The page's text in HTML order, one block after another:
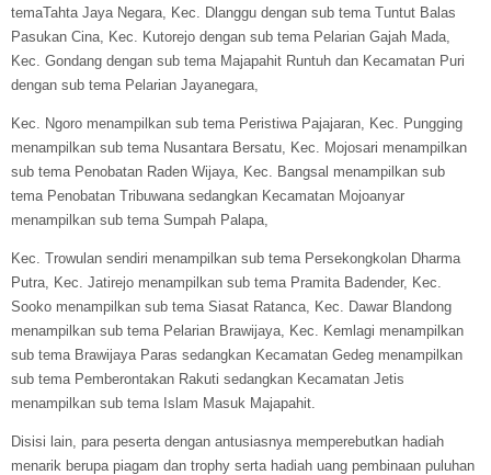
temaTahta Jaya Negara, Kec. Dlanggu dengan sub tema Tuntut Balas
Pasukan Cina, Kec. Kutorejo dengan sub tema Pelarian Gajah Mada,
Kec. Gondang dengan sub tema Majapahit Runtuh dan Kecamatan Puri
dengan sub tema Pelarian Jayanegara,
Kec. Ngoro menampilkan sub tema Peristiwa Pajajaran, Kec. Pungging
menampilkan sub tema Nusantara Bersatu, Kec. Mojosari menampilkan
sub tema Penobatan Raden Wijaya, Kec. Bangsal menampilkan sub
tema Penobatan Tribuwana sedangkan Kecamatan Mojoanyar
menampilkan sub tema Sumpah Palapa,
Kec. Trowulan sendiri menampilkan sub tema Persekongkolan Dharma
Putra, Kec. Jatirejo menampilkan sub tema Pramita Badender, Kec.
Sooko menampilkan sub tema Siasat Ratanca, Kec. Dawar Blandong
menampilkan sub tema Pelarian Brawijaya, Kec. Kemlagi menampilkan
sub tema Brawijaya Paras sedangkan Kecamatan Gedeg menampilkan
sub tema Pemberontakan Rakuti sedangkan Kecamatan Jetis
menampilkan sub tema Islam Masuk Majapahit.
Disisi lain, para peserta dengan antusiasnya memperebutkan hadiah
menarik berupa piagam dan trophy serta hadiah uang pembinaan puluhan